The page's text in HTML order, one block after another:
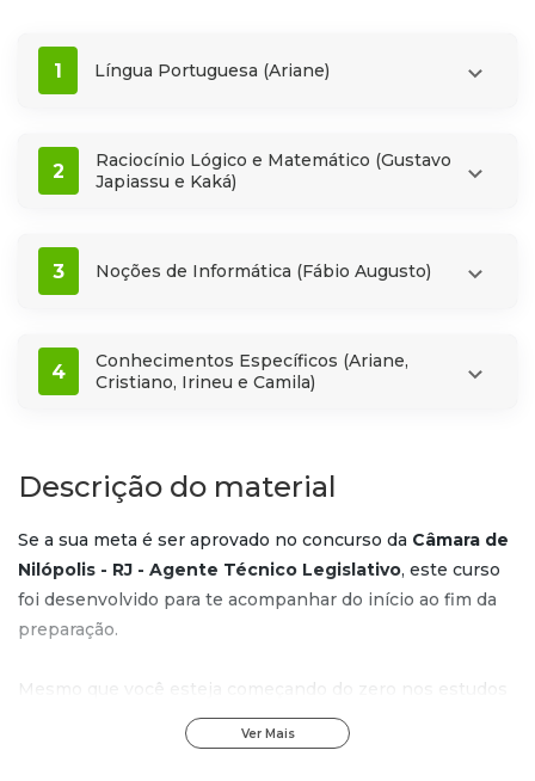
1 Língua Portuguesa (Ariane)
2
Raciocínio Lógico e Matemático (Gustavo
Japiassu e Kaká)
3 Noções de Informática (Fábio Augusto)
4
Conhecimentos Específicos (Ariane,
Cristiano, Irineu e Camila)
Descrição do material
Se a sua meta é ser aprovado no concurso da Câmara de
Nilópolis - RJ - Agente Técnico Legislativo, este curso
foi desenvolvido para te acompanhar do início ao fim da
preparação.
Mesmo que você esteja começando do zero nos estudos
para concursos, o conteúdo foi estruturado para oferecer
um percurso claro, organizado e sem complicações,
Ver Mais